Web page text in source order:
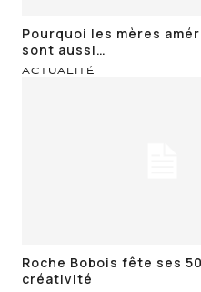
Pourquoi les mères
sont aussi…
ACTUALITÉ
Roche Bobois fête ses
créativité